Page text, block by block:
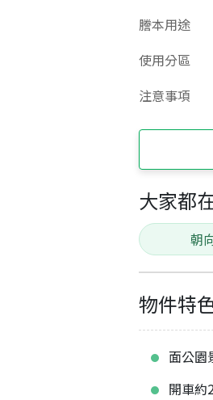
謄本用途
使用分區
注意事項
大家都
朝
物件特
面公園
開車約